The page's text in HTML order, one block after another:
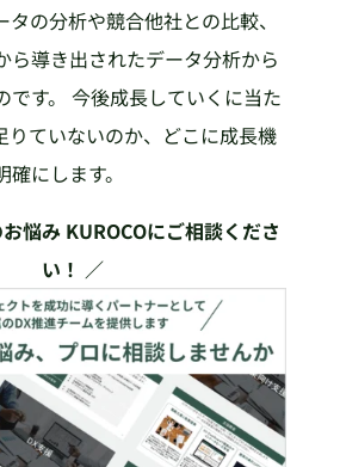
タの分析や競合他社との比較、
ら導き出されたデータ分析から
です。 今後成長していくに当た
りていないのか、どこに成長機
にします。
悩み KUROCOにご相談くださ
い！ ／